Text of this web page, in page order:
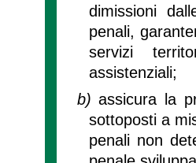
dimissioni
penali,
servizi
assistenziali;
b)assicura la
sottoposti a
penali non